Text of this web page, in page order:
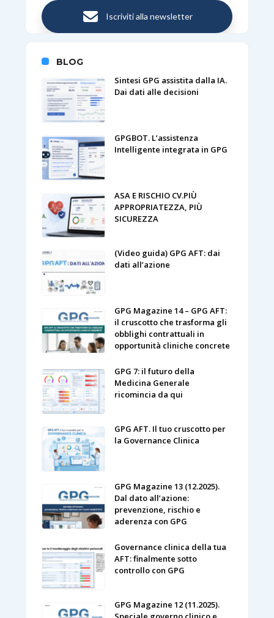
Iscriviti alla newsletter
BLOG
Sintesi GPG assistita dalla IA.
Dai dati alle decisioni
GPGBOT. L’assistenza
Intelligente integrata in GPG
ASA E RISCHIO CV.PIÙ
APPROPRIATEZZA, PIÙ
SICUREZZA
(Video guida) GPG AFT: dai
dati all’azione
GPG Magazine 14 – GPG AFT:
il cruscotto che trasforma gli
obblighi contrattuali in
opportunità cliniche concrete
GPG 7: il futuro della
Medicina Generale
ricomincia da qui
GPG AFT. Il tuo cruscotto per
la Governance Clinica
GPG Magazine 13 (12.2025).
Dal dato all’azione:
prevenzione, rischio e
aderenza con GPG
Governance clinica della tua
AFT: finalmente sotto
controllo con GPG
GPG Magazine 12 (11.2025).